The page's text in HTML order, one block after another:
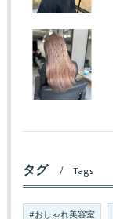
タグ Tags
#おしゃれ美容室